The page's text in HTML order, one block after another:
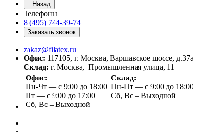
Назад
Телефоны
8 (495) 744-39-74
Заказать звонок
zakaz@filatex.ru
Офис: 117105, г. Москва, Варшавское шоссе, д.37а
Склад: г. Москва, Промышленная улица, 11
Офис:
Пн-Чт — с 9:00 до 18:00
Пт — с 9:00 до 17:00
Сб, Вс – Выходной
Склад:
Пн-Пт — с 9:00 до 18:00
Сб, Вс – Выходной